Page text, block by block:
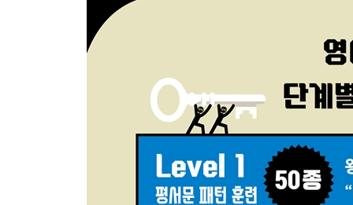
35. Should I ~? ~할까?, ~하는 게 좋을까?
36. Are you going to ~? ~할 거야?
37. Are you ready to ~? ~할 준비 됐어?
39. Is it okay if ~? ~해도 괜찮을까요?
40. Is this the first time ~? ~한 게 이번이 처음이야?
LEVEL 3 생활 밀착 회화 훈련
1. Baby Face Secrets 동안의 비결